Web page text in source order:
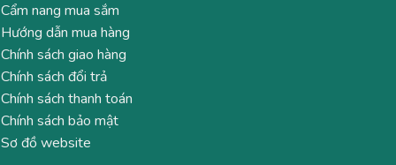
Cẩm nang mua sắm
Hướng dẫn mua hàng
Chính sách giao hàng
Chính sách đổi trả
Chính sách thanh toán
Chính sách bảo mật
Sơ đồ website